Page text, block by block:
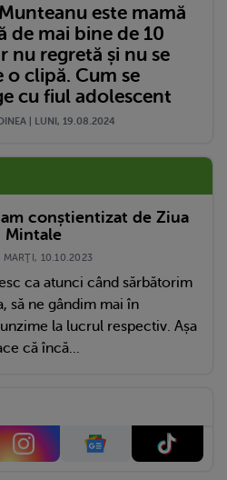
este mamă
de mai bine de 10
nu regretă și nu se
o clipă. Cum se
cu fiul adolescent
| LUNI, 19.08.2024
conștientizat de Ziua
Mintale
MARŢI, 10.10.2023
ca atunci când sărbătorim
să ne gândim mai în
la lucrul respectiv. Așa
că încă...